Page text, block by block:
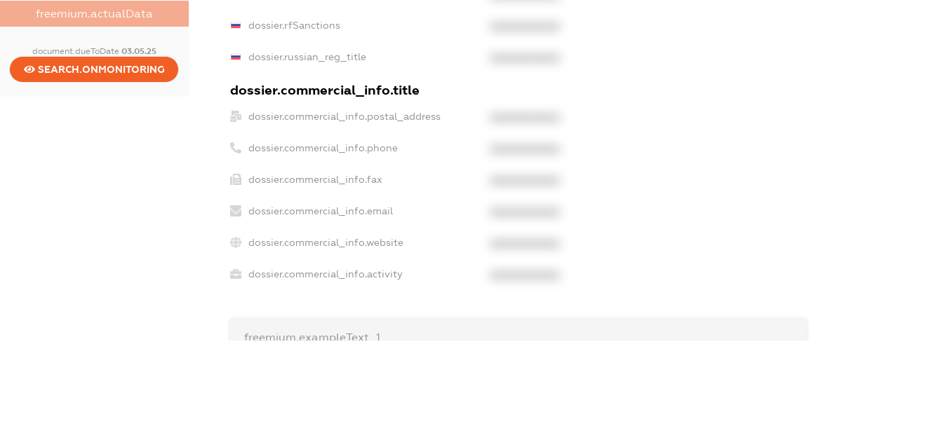
freemium.actualData
document.dueToDate 03.05.25
SEARCH.ONMONITORING
dossier.rfSanctions
dossier.russian_reg_title
dossier.commercial_info.title
dossier.commercial_info.postal_address
dossier.commercial_info.phone
dossier.commercial_info.fax
dossier.commercial_info.email
dossier.commercial_info.website
dossier.commercial_info.activity
freemium.exampleText_1